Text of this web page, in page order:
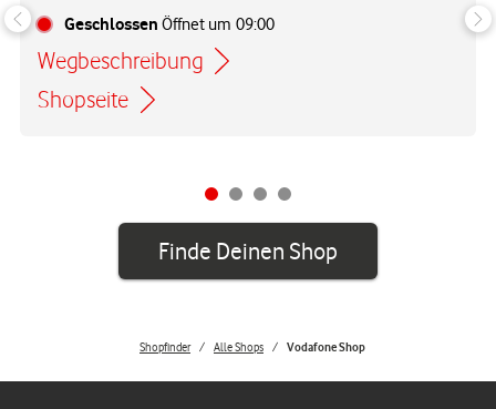
Geschlossen Öffnet um 09:00
Wegbeschreibung
Link öffnet in einem neuen Tab
Shopseite
Finde Deinen Shop
Shopfinder Alle Shops Vodafone Shop